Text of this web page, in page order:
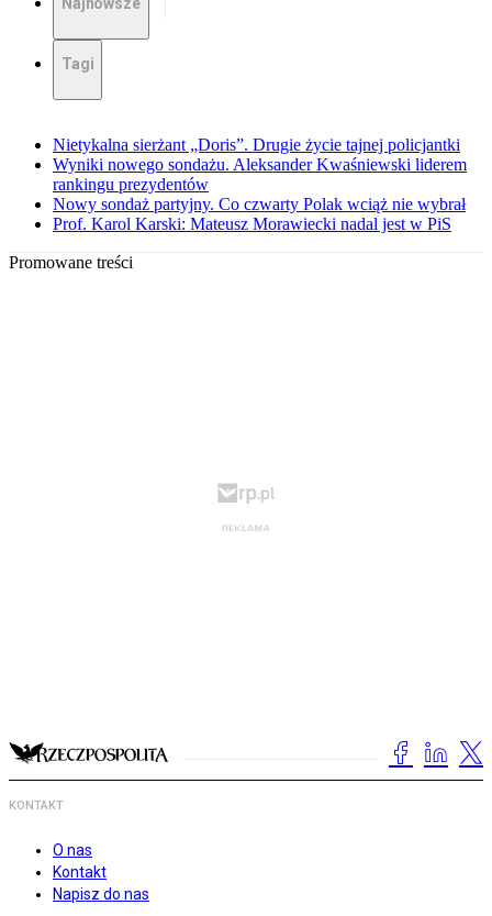
Tagi
Nietykalna sierżant „Doris”. Drugie życie tajnej policjantki
Wyniki nowego sondażu. Aleksander Kwaśniewski liderem
rankingu prezydentów
Nowy sondaż partyjny. Co czwarty Polak wciąż nie wybrał
Prof. Karol Karski: Mateusz Morawiecki nadal jest w PiS
Promowane treści
KONTAKT
O nas
Kontakt
Napisz do nas